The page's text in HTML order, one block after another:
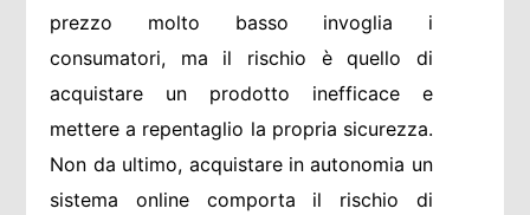
prezzo molto basso invoglia i
consumatori, ma il rischio è quello di
acquistare un prodotto inefficace e
mettere a repentaglio la propria sicurezza.
Non da ultimo, acquistare in autonomia un
sistema online comporta il rischio di